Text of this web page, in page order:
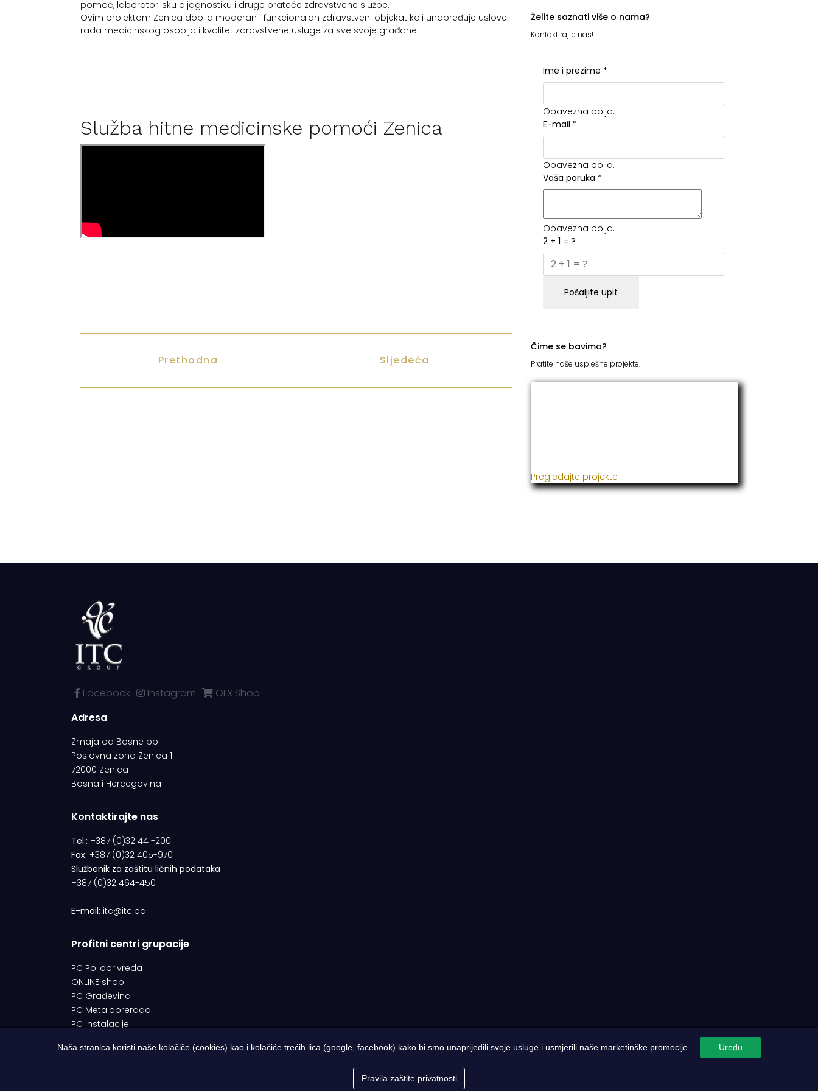
pomoć, laboratorijsku dijagnostiku i druge prateće zdravstvene službe.
Ovim projektom Zenica dobija moderan i funkcionalan zdravstveni objekat koji unapređuje uslove
rada medicinskog osoblja i kvalitet zdravstvene usluge za sve svoje građane!
Služba hitne medicinske pomoći Zenica
Prethodna Sljedeća
Želite saznati više o nama?
Kontaktirajte nas!
Ime i prezime *
Obavezna polja.
E-mail *
Obavezna polja.
Vaša poruka *
Obavezna polja.
2 + 1 = ?
Pošaljite upit
Čime se bavimo?
Pratite naše uspješne projekte.
Pregledajte projekte
Facebook Instagram
OLX Shop
Adresa
Zmaja od Bosne bb
Poslovna zona Zenica 1
72000 Zenica
Bosna i Hercegovina
Kontaktirajte nas
Tel.: +387 (0)32 441-200
Fax: +387 (0)32 405-970
Službenik za zaštitu ličnih podataka
+387 (0)32 464-450
E-mail: itc@itc.ba
Profitni centri grupacije
PC Poljoprivreda
ONLINE shop
PC Građevina
PC Metaloprerada
PC Instalacije
Web Studio NESA
Naša stranica koristi naše kolačiče (cookies) kao i kolačiće trećih lica (google, facebook) kako bi smo unaprijedili svoje usluge i usmjerili naše marketinške promocije. Uredu
Pravila zaštite privatnosti